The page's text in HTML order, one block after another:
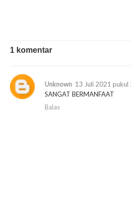
1 komentar
Unknown 13 Juli 2021 pukul
SANGAT BERMANFAAT
Balas